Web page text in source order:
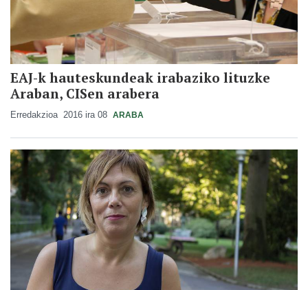
EAJ-k hauteskundeak irabaziko lituzke
Araban, CISen arabera
Erredakzioa 2016 ira 08 ARABA